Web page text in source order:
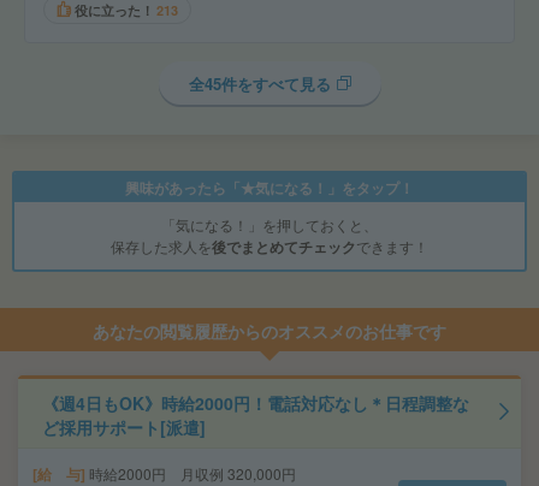
役に立った！ 213
全45件をすべて見る
興味があったら「★気になる！」をタップ！
「気になる！」を押しておくと、
保存した求人を後でまとめてチェックできます！
あなたの閲覧履歴からのオススメのお仕事です
《週4日もOK》時給2000円！電話対応なし＊日程調整な
ど採用サポート[派遣]
給 与 時給2000円 月収例 320,000円